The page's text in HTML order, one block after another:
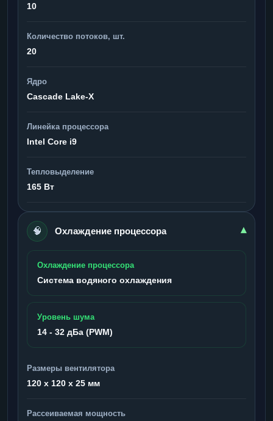
10
Количество потоков, шт.
20
Ядро
Cascade Lake-X
Линейка процессора
Intel Core i9
Тепловыделение
165 Вт
🧠 Охлаждение процессора ▾
Охлаждение процессора
Система водяного охлаждения
Уровень шума
14 - 32 дБа (PWM)
Размеры вентилятора
120 x 120 x 25 мм
Рассеиваемая мощность